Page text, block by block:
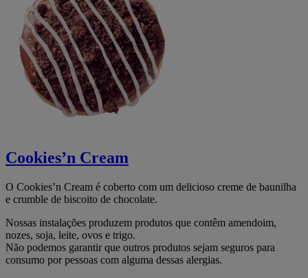
Cookies’n Cream
O Cookies’n Cream é coberto com um delicioso creme de baunilha
e crumble de biscoito de chocolate.
Nossas instalações produzem produtos que contêm amendoim,
nozes, soja, leite, ovos e trigo.
Não podemos garantir que outros produtos sejam seguros para
consumo por pessoas com alguma dessas alergias.